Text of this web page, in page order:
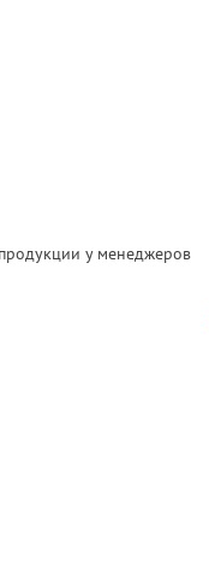
у менеджеров